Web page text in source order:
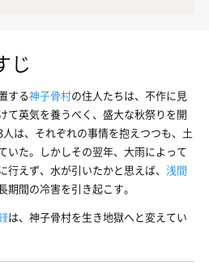
じ
する神子骨村の住人たちは、不作に見
て英気を養うべく、盛大な秋祭りを開
人は、それぞれの事情を抱えつつも、土
いた。しかしその翌年、大雨によって
えず、水が引いたかと思えば、 浅間
間の冷害を引き起こす。
は、神子骨村を生き地獄へと変えてい